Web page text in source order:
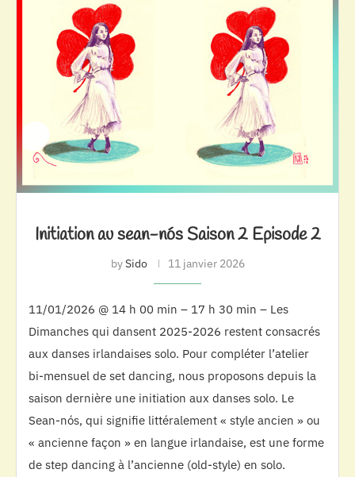
Initiation au sean-nós Saison 2 Episode 2
bySido 11 janvier 2026
11/01/2026 @ 14 h 00 min – 17 h 30 min – Les
Dimanches qui dansent 2025-2026 restent consacrés
aux danses irlandaises solo. Pour compléter l’atelier
bi-mensuel de set dancing, nous proposons depuis la
saison dernière une initiation aux danses solo. Le
Sean-nós, qui signifie littéralement « style ancien » ou
« ancienne façon » en langue irlandaise, est une forme
de step dancing à l’ancienne (old-style) en solo.